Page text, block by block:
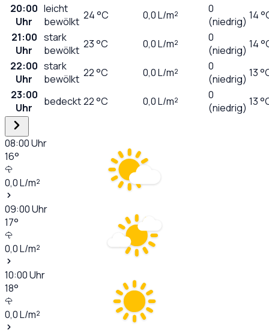
20:00
Uhr
leicht
bewölkt 24°C 0,0L/m²
0
(niedrig) 14
21:00
Uhr
stark
bewölkt 23°C 0,0L/m²
0
(niedrig) 14
22:00
Uhr
stark
bewölkt 22°C 0,0L/m²
0
(niedrig) 13
23:00
Uhr
bedeckt22°C 0,0L/m²
0
(niedrig) 13
08:00Uhr
16°
0,0L/m²
09:00Uhr
17°
0,0L/m²
10:00Uhr
18°
0,0L/m²